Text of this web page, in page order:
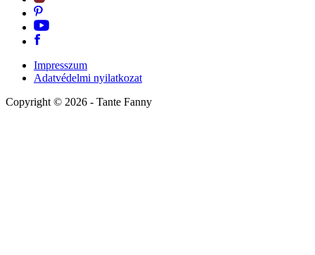
Impresszum
Adatvédelmi nyilatkozat
Copyright © 2026 - Tante Fanny